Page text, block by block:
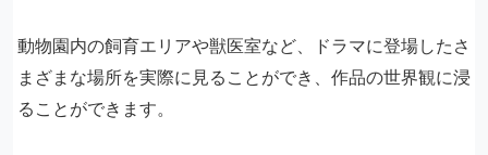
動物園内の飼育エリアや獣医室など、ドラマに登場したさ
まざまな場所を実際に見ることができ、作品の世界観に浸
ることができます。